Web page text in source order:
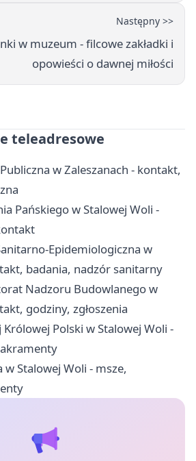
Następny >>
w muzeum - filcowe zakładki i
opowieści o dawnej miłości
teleadresowe
w Zaleszanach - kontakt,
Pańskiego w Stalowej Woli -
Epidemiologiczna w
badania, nadzór sanitarny
Nadzoru Budowlanego w
godziny, zgłoszenia
Polski w Stalowej Woli -
w Stalowej Woli - msze,